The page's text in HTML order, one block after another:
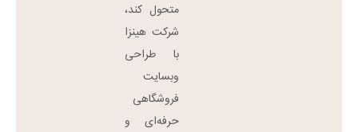
متحول کند،
شرکت هینزا
با طراحی
وبسایت
فروشگاهی
حرفه‌ای و